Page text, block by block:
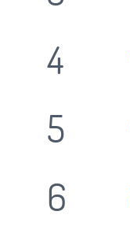
4
5
6